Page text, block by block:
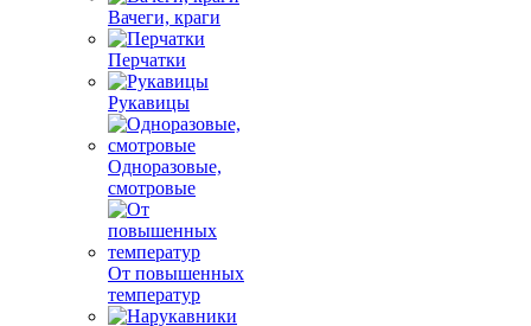
Вачеги, краги
Перчатки
Рукавицы
Одноразовые,
смотровые
От повышенных
температур